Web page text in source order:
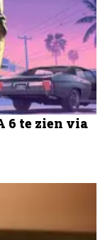
6 te zien via